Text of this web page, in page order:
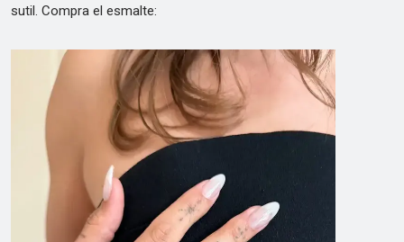
sutil. Compra el esmalte: